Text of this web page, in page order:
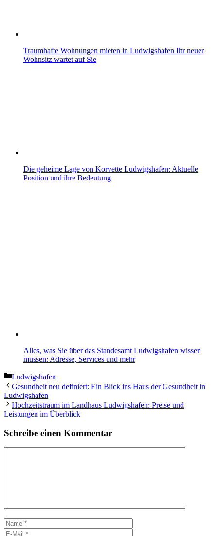
Traumhafte Wohnungen mieten in Ludwigshafen Ihr neuer
Wohnsitz wartet auf Sie
Die geheime Lage von Korvette Ludwigshafen: Aktuelle
Position und ihre Bedeutung
Alles, was Sie über das Standesamt Ludwigshafen wissen
müssen: Adresse, Services und mehr
Kategorien
Ludwigshafen
Gesundheit neu definiert: Ein Blick ins Haus der Gesundheit in
Ludwigshafen
Hochzeitstraum im Landhaus Ludwigshafen: Preise und
Leistungen im Überblick
Schreibe einen Kommentar
Name
Mail